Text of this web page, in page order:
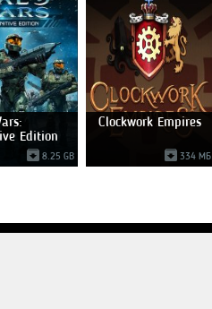
Edition
8.25 GB
Clockwork Empires
334 МБ